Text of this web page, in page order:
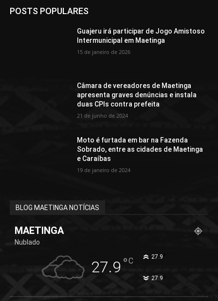
POSTS POPULARES
Guajeru irá participar de Jogo Amistoso
Intermunicipal em Maetinga
15 de janeiro de 2026
Câmara de vereadores de Maetinga
apresenta graves denúncias e instala
duas CPIs contra prefeita
21 de junho de 2024
Moto é furtada em bar na Fazenda
Sobrado, entre as cidades de Maetinga
e Caraíbas
19 de janeiro de 2024
BLOG MAETINGA NOTÍCIAS
MAETINGA
Nublado
27.9 °C 27.9
27.9